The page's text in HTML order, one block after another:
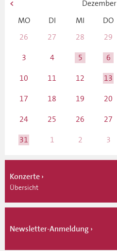
Dezember
MO
DI MI DO
26
27 28 29
3
4 5 6
10
11 12 13
17
18 19 20
24
25 26 27
31
1 2 3
Konzerte
Übersicht
Newsletter-Anmeldung